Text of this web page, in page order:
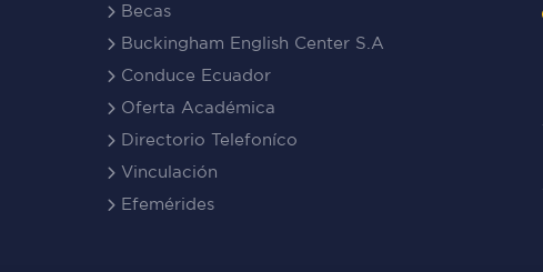
Becas
Buckingham English Center S.A
Conduce Ecuador
Oferta Académica
Directorio Telefoníco
Vinculación
Efemérides